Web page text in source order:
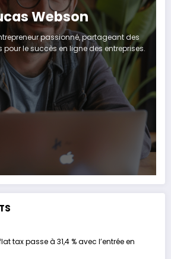
Webson
passionné, partageant des
le succès en ligne des entreprises.
tax passe à 31,4 % avec l’entrée en